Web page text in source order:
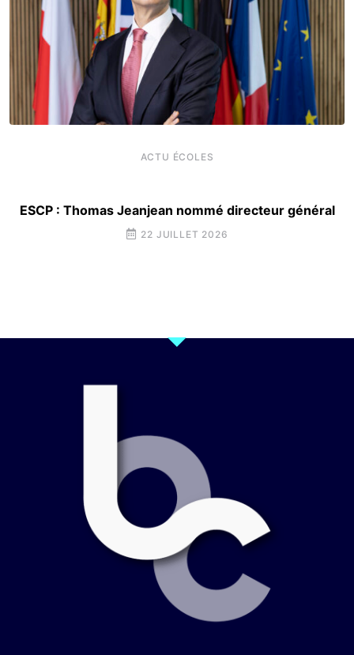
ACTU ÉCOLES
ESCP : Thomas Jeanjean nommé directeur général
22 JUILLET 2026